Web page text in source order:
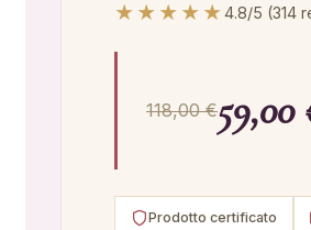
★★★★★4.8/5 (314
118,00 €59,00
Prodotto certificato